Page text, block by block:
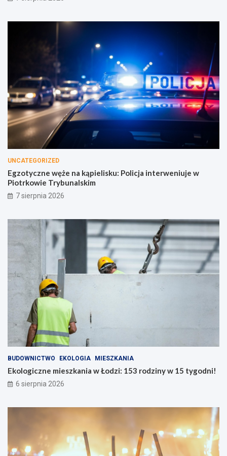
UNCATEGORIZED
Egzotyczne węże na kąpielisku: Policja interweniuje w
Piotrkowie Trybunalskim
7 sierpnia 2026
BUDOWNICTWO EKOLOGIA MIESZKANIA
Ekologiczne mieszkania w Łodzi: 153 rodziny w 15 tygodni!
6 sierpnia 2026